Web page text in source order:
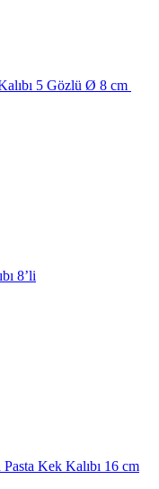
5 Gözlü Ø 8 cm
8’li
Kek Kalıbı 16 cm